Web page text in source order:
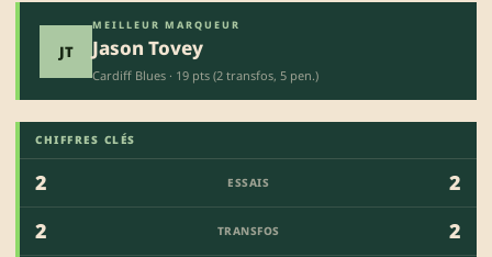
JT
MEILLEUR MARQUEUR
Jason Tovey
Cardiff Blues · 19 pts (2 transfos, 5 pen.)
CHIFFRES CLÉS
2 ESSAIS
2
2
TRANSFOS
2